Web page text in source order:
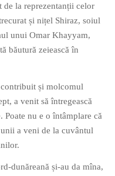
de la reprezentanții celor
și nițel Shiraz, soiul
unui Omar Khayyam,
băutură zeiească în
și molcomul
a venit să întregească
Poate nu e o întâmplare că
a veni de la cuvântul
dunăreană și-au da mîna,